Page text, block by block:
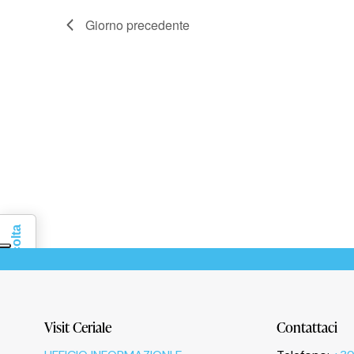
Giorno precedente
Visit Ceriale Contattaci
Informativa sulla raccolta